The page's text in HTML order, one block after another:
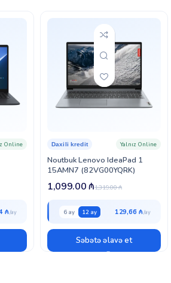
Online
₼
Noutbuk Lenovo IdeaPad 1
15AMN7 (82VG00YQRK)
Daxili kredit Yalnız Online
1,319.00₼
1,099.00₼
6 ay 12 ay 129,66 ₼
Səbətə əlavə et